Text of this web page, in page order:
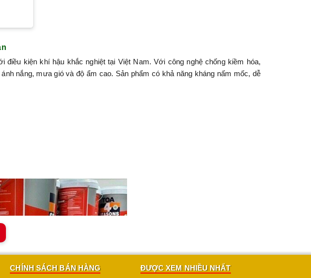
kiện khí hậu khắc nghiệt tại Việt Nam. Với công nghệ chống kiềm hóa,
nắng, mưa gió và độ ẩm cao. Sản phẩm có khả năng kháng nấm mốc, dễ
CHÍNH SÁCH BÁN HÀNG ĐƯỢC XEM NHIỀU NHẤT